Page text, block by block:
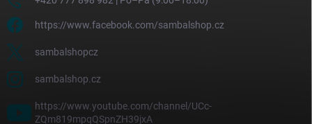
https://www.facebook.com/sambalshop.cz
sambalshopcz
sambalshop.cz
https://www.youtube.com/channel/UCc-
ZQm819mpqQSpnZH39jxA